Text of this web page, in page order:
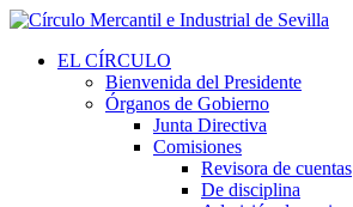
EL CÍRCULO
Bienvenida del Presidente
Órganos de Gobierno
Junta Directiva
Comisiones
Revisora de cuentas
De disciplina